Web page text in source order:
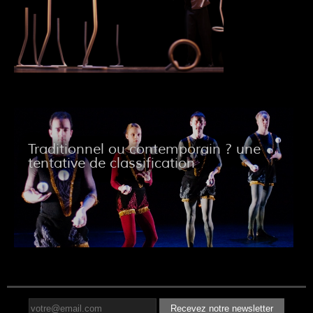
Traditionnel ou contemporain ? une
tentative de classification
Recevez notre newsletter